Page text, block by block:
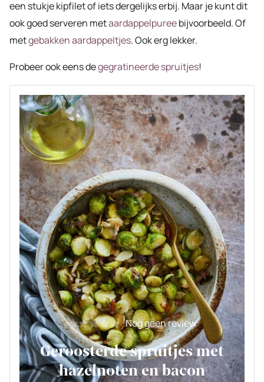
een stukje kipfilet of iets dergelijks erbij. Maar je kunt dit
ook goed serveren metaardappelpureebijvoorbeeld. Of
metgebakken aardappeltjes. Ook erg lekker.
Probeer ook eens degegratineerde spruitjes!
Nog geen review
Geroosterde spruitjes met
hazelnoten en bacon